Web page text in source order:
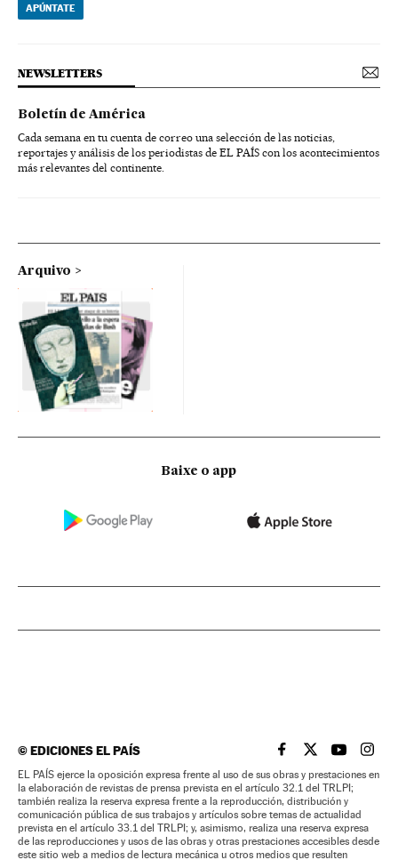
APÚNTATE
NEWSLETTERS
Boletín de América
Cada semana en tu cuenta de correo una selección de las noticias,
reportajes y análisis de los periodistas de EL PAÍS con los acontecimientos
más relevantes del continente.
Arquivo
Baixe o app
©EDICIONES EL PAÍS EL PAÍS BRASIL EN
EL PAÍSEL PAÍS
EL
EL PAÍS ejerce la oposición expresa frente al uso de sus obras y prestaciones en
la elaboración de revistas de prensa prevista en el artículo 32.1 del TRLPI;
también realiza la reserva expresa frente a la reproducción, distribución y
comunicación pública de sus trabajos y artículos sobre temas de actualidad
prevista en el artículo 33.1 del TRLPI; y, asimismo, realiza una reserva expresa
de las reproducciones y usos de las obras y otras prestaciones accesibles desde
este sitio web a medios de lectura mecánica u otros medios que resulten